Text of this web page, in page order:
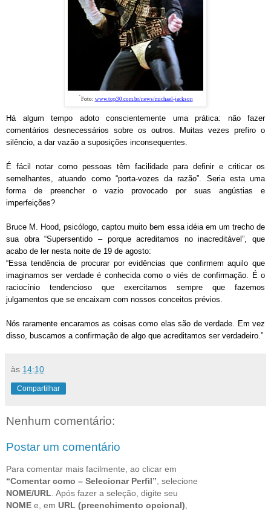
´Foto: www.top30.com.br/news/michael-jackson
Há algum tempo adoto conscientemente uma prática: não fazer
comentários desnecessários sobre os outros. Muitas vezes prefiro o
silêncio, a dar vazão a suposições inconsequentes.
É fácil notar como pessoas têm facilidade para definir e criticar os
semelhantes, atuando como “porta-vozes da razão”. Seria esta uma
forma de preencher o vazio provocado por suas angústias e
imperfeições?
Bruce M. Hood, psicólogo, captou muito bem essa idéia em um trecho de
sua obra “Supersentido – porque acreditamos no inacreditável”, que
acabo de ler nesta noite de 19 de agosto:
“Essa tendência de procurar por evidências que confirmem aquilo que
imaginamos ser verdade é conhecida como o viés de confirmação. É o
raciocínio tendencioso que exercitamos sempre que fazemos
julgamentos que se encaixam com nossos conceitos prévios.
Nós raramente encaramos as coisas como elas são de verdade. Em vez
disso, buscamos a confirmação de algo que acreditamos ser verdadeiro.”
às 14:10
Compartilhar
Nenhum comentário:
Postar um comentário
Para comentar mais facilmente, ao clicar em
“Comentar como – Selecionar Perfil” , selecione
NOME/URL . Após fazer a seleção, digite seu
NOME e, em URL (preenchimento opcional)